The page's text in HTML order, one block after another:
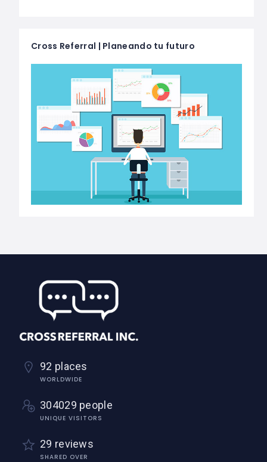
Cross Referral | Planeando tu futuro
92 places
WORLDWIDE
304029 people
UNIQUE VISITORS
29 reviews
SHARED OVER